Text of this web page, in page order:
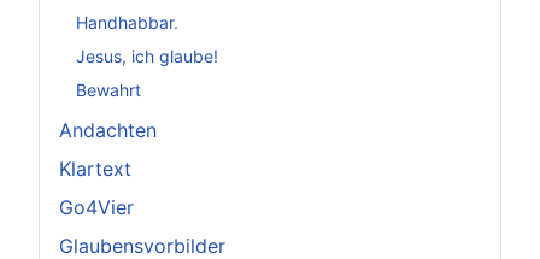
Handhabbar.
Jesus, ich glaube!
Bewahrt
Andachten
Klartext
Go4Vier
Glaubensvorbilder